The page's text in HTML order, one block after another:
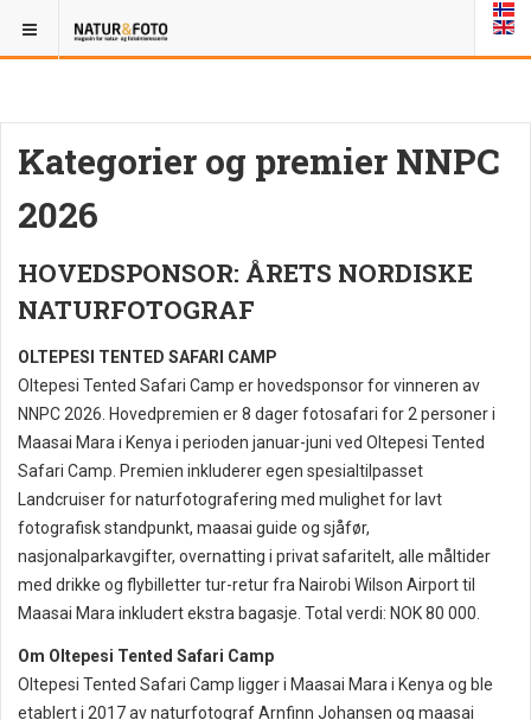
Kategorier og premier NNPC
2026
HOVEDSPONSOR: ÅRETS NORDISKE
NATURFOTOGRAF
OLTEPESI TENTED SAFARI CAMP
Oltepesi Tented Safari Camp er hovedsponsor for vinneren av
NNPC 2026. Hovedpremien er 8 dager fotosafari for 2 personer i
Maasai Mara i Kenya i perioden januar-juni ved Oltepesi Tented
Safari Camp. Premien inkluderer egen spesialtilpasset
Landcruiser for naturfotografering med mulighet for lavt
fotografisk standpunkt, maasai guide og sjåfør,
nasjonalparkavgifter, overnatting i privat safaritelt, alle måltider
med drikke og flybilletter tur-retur fra Nairobi Wilson Airport til
Maasai Mara inkludert ekstra bagasje. Total verdi: NOK 80 000.
Om Oltepesi Tented Safari Camp
Oltepesi Tented Safari Camp ligger i Maasai Mara i Kenya og ble
etablert i 2017 av naturfotograf Arnfinn Johansen og maasai